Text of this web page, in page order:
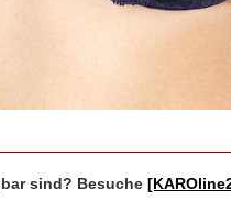
sind? Besuche